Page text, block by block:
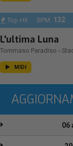
Top Hit BPM: 132
L'ultima Luna
Tommaso Paradiso -
MIDI
06